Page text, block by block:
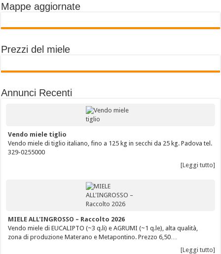
Mappe aggiornate
Prezzi del miele
Annunci Recenti
Vendo miele tiglio
Vendo miele di tiglio italiano, fino a 125 kg in secchi da 25 kg. Padova tel.
329-0255000
[Leggi tutto]
MIELE ALL'INGROSSO – Raccolto 2026
Vendo miele di EUCALIPTO (~3 q.li) e AGRUMI (~1 q.le), alta qualità,
zona di produzione Materano e Metapontino. Prezzo 6,50…
[Leggi tutto]